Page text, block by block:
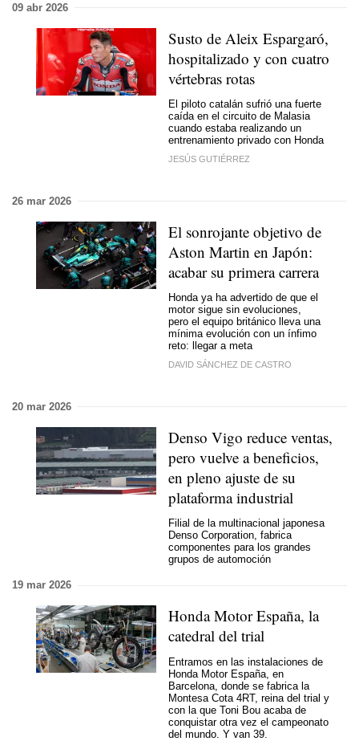
09 abr 2026
Susto de Aleix Espargaró,
hospitalizado y con cuatro
vértebras rotas
El piloto catalán sufrió una fuerte
caída en el circuito de Malasia
cuando estaba realizando un
entrenamiento privado con Honda
JESÚS GUTIÉRREZ
26 mar 2026
El sonrojante objetivo de
Aston Martin en Japón:
acabar su primera carrera
Honda ya ha advertido de que el
motor sigue sin evoluciones,
pero el equipo británico lleva una
mínima evolución con un ínfimo
reto: llegar a meta
DAVID SÁNCHEZ DE CASTRO
20 mar 2026
Denso Vigo reduce ventas,
pero vuelve a beneficios,
en pleno ajuste de su
plataforma industrial
Filial de la multinacional japonesa
Denso Corporation, fabrica
componentes para los grandes
grupos de automoción
19 mar 2026
Honda Motor España, la
catedral del trial
Entramos en las instalaciones de
Honda Motor España, en
Barcelona, donde se fabrica la
Montesa Cota 4RT, reina del trial y
con la que Toni Bou acaba de
conquistar otra vez el campeonato
del mundo. Y van 39.